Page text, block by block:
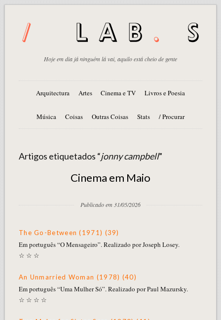
Hoje em dia já ninguém lá vai, aquilo está cheio de gente
Arquitectura Artes Cinema e TV Livros e Poesia
Música Coisas Outras Coisas Stats / Procurar
Artigos etiquetados “jonny campbell”
Cinema em Maio
Publicado em 31/05/2026
The Go-Between (1971) (39)
Em português “O Mensageiro”. Realizado por Joseph Losey.
☆ ☆ ☆
An Unmarried Woman (1978) (40)
Em português “Uma Mulher Só”. Realizado por Paul Mazursky.
☆ ☆ ☆ ☆